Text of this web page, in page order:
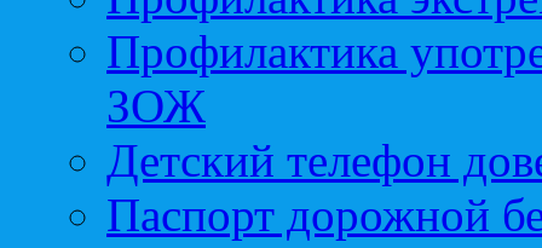
Профилактика
ЗОЖ
Детский телефон
Паспорт дорожной